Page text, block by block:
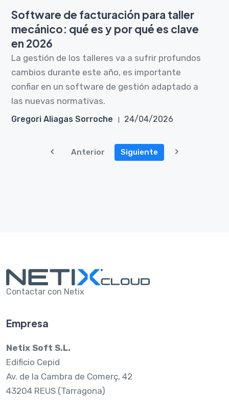
Software de facturación para taller
mecánico: qué es y por qué es clave
en 2026
La gestión de los talleres va a sufrir profundos
cambios durante este año, es importante
confiar en un software de gestión adaptado a
las nuevas normativas.
Gregori Aliagas Sorroche 24/04/2026
Anterior Siguiente
Contactar con Netix
Empresa
Netix Soft S.L.
Edificio Cepid
Av. de la Cambra de Comerç, 42
43204 REUS (Tarragona)